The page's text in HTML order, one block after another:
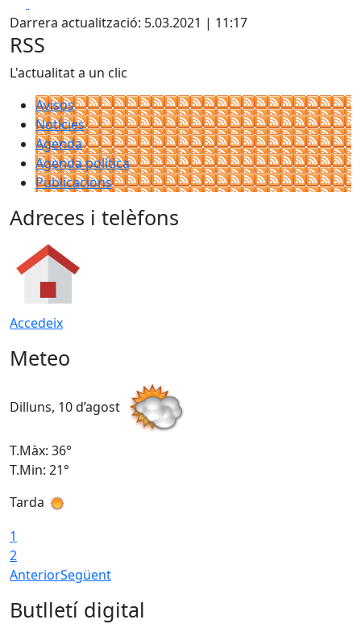
Darrera actualització: 5.03.2021 | 11:17
RSS
L'actualitat a un clic
Avisos
Notícies
Agenda
Agenda política
Publicacions
Adreces i telèfons
Accedeix
Meteo
Dilluns, 10 d’agost
T.Màx: 36°
T.Min: 21°
Tarda
1
2
AnteriorSegüent
Butlletí digital